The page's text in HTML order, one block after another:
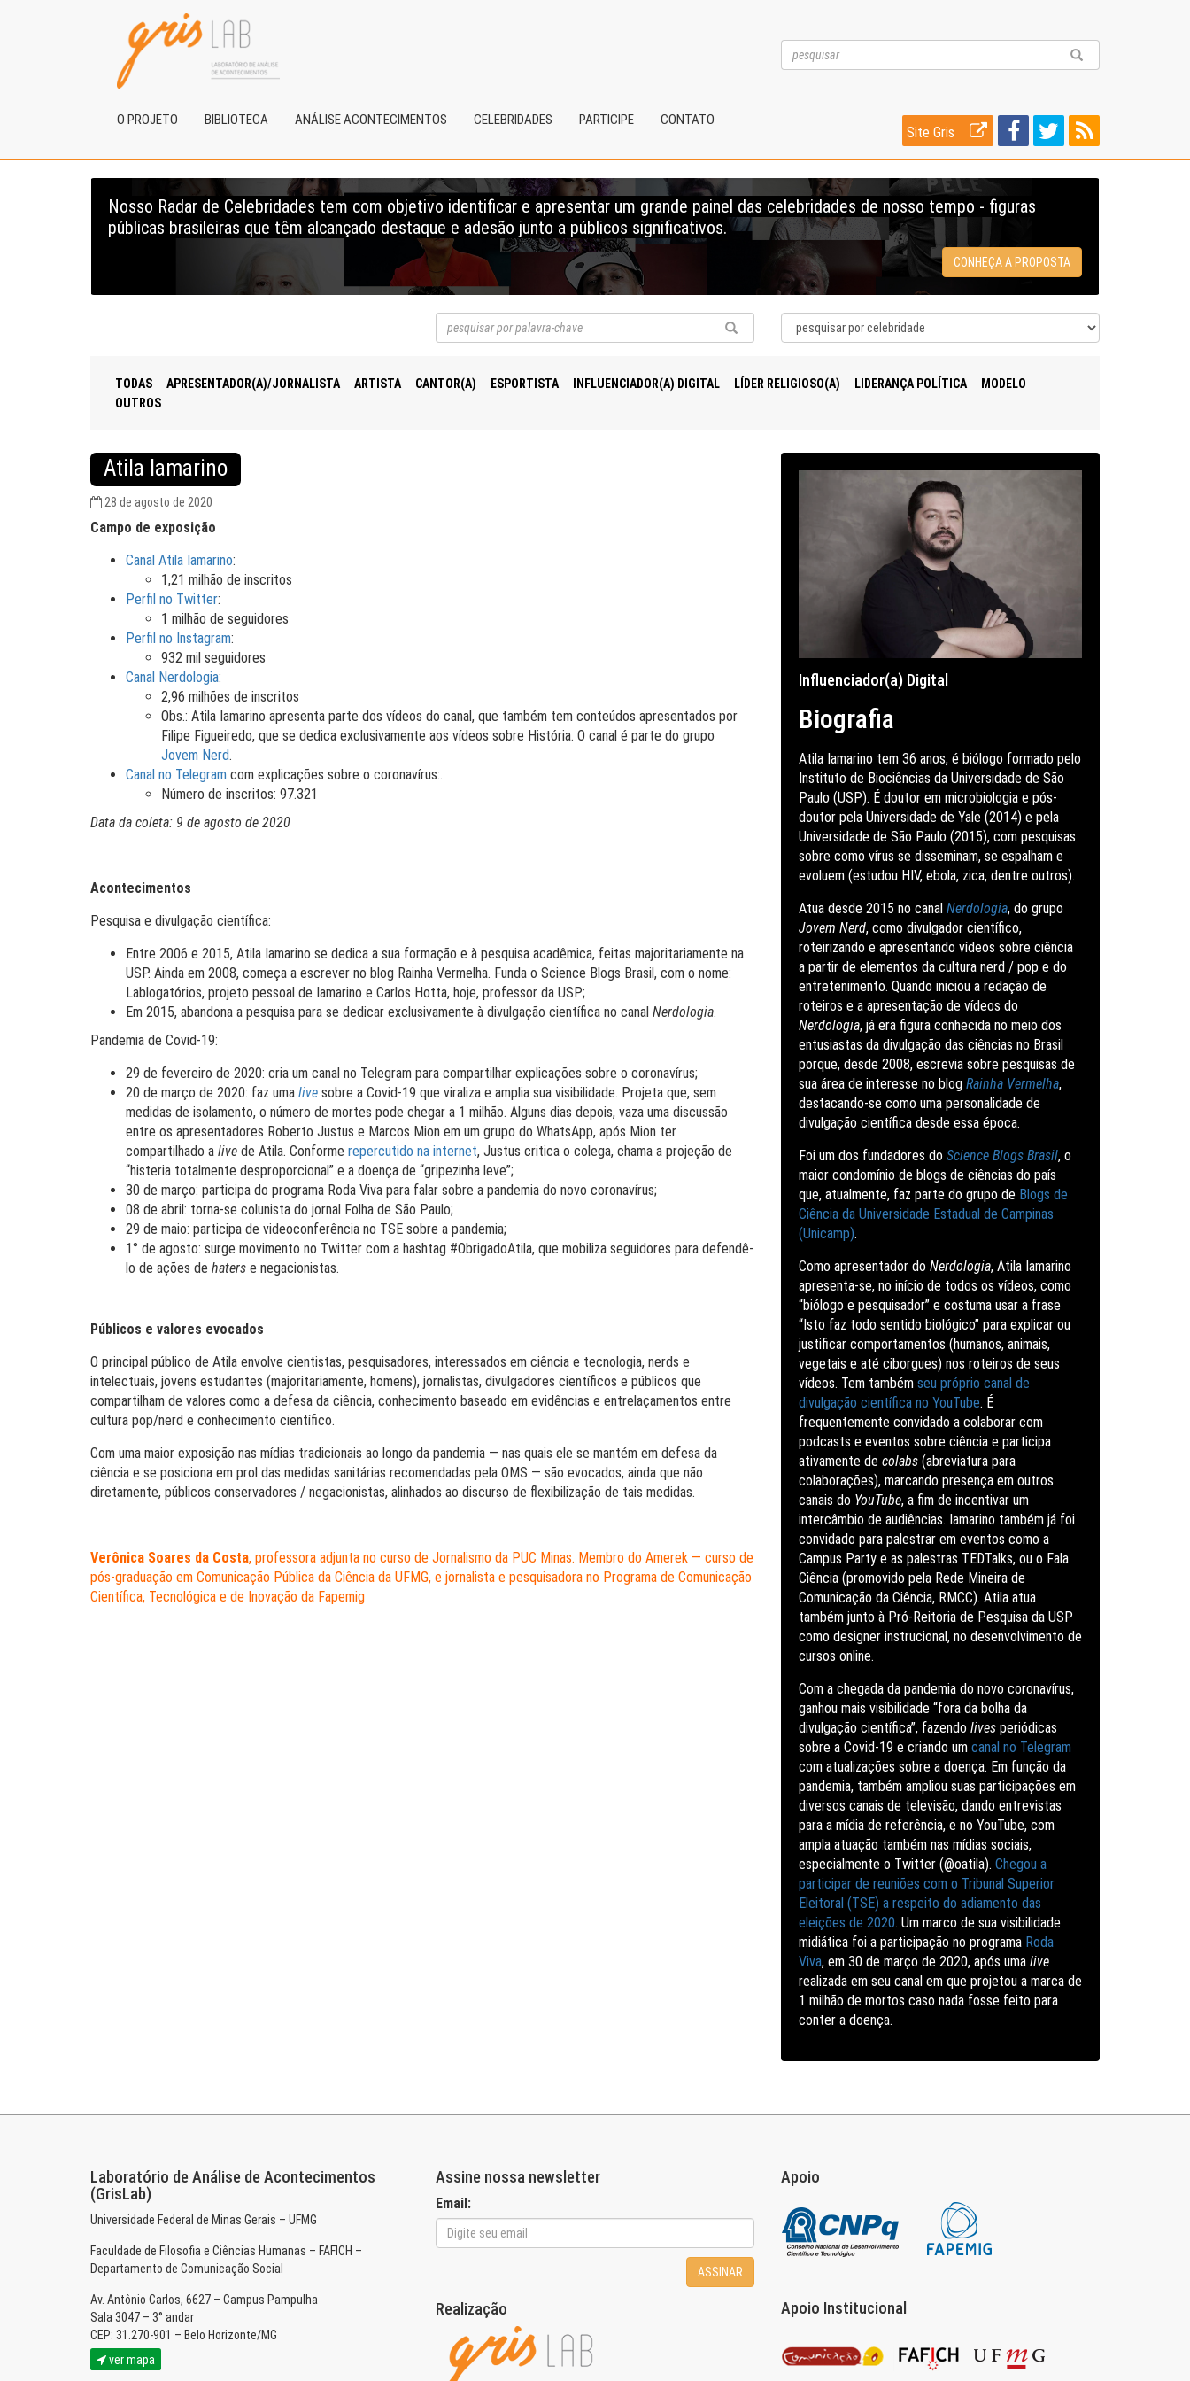
O PROJETO BIBLIOTECA ANÁLISE ACONTECIMENTOS CELEBRIDADES PARTICIPE CONTATO
Site Gris
Nosso Radar de Celebridades tem com objetivo identificar e apresentar um grande painel das celebridades de nosso tempo - figuras
públicas brasileiras que têm alcançado destaque e adesão junto a públicos significativos.
CONHEÇA A PROPOSTA
TODAS APRESENTADOR(A)/JORNALISTA ARTISTA CANTOR(A) ESPORTISTA INFLUENCIADOR(A) DIGITAL LÍDER RELIGIOSO(A) LIDERANÇA POLÍTICA
MODELO
OUTROS
Atila Iamarino
28 de agosto de 2020
Campo de exposição
Canal Atila Iamarino:
1,21 milhão de inscritos
Perfil no Twitter:
1 milhão de seguidores
Perfil no Instagram:
932 mil seguidores
Canal Nerdologia:
2,96 milhões de inscritos
Obs.: Atila Iamarino apresenta parte dos vídeos do canal, que também tem conteúdos apresentados por
Filipe Figueiredo, que se dedica exclusivamente aos vídeos sobre História. O canal é parte do grupo
Jovem Nerd.
Canal no Telegram com explicações sobre o coronavírus:.
Número de inscritos: 97.321
Data da coleta: 9 de agosto de 2020
Acontecimentos
Pesquisa e divulgação científica:
Entre 2006 e 2015, Atila Iamarino se dedica a sua formação e à pesquisa acadêmica, feitas majoritariamente na
USP. Ainda em 2008, começa a escrever no blog Rainha Vermelha. Funda o Science Blogs Brasil, com o nome:
Lablogatórios, projeto pessoal de Iamarino e Carlos Hotta, hoje, professor da USP;
Em 2015, abandona a pesquisa para se dedicar exclusivamente à divulgação científica no canal Nerdologia.
Pandemia de Covid-19:
29 de fevereiro de 2020: cria um canal no Telegram para compartilhar explicações sobre o coronavírus;
20 de março de 2020: faz uma live sobre a Covid-19 que viraliza e amplia sua visibilidade. Projeta que, sem
medidas de isolamento, o número de mortes pode chegar a 1 milhão. Alguns dias depois, vaza uma discussão
entre os apresentadores Roberto Justus e Marcos Mion em um grupo do WhatsApp, após Mion ter
compartilhado a live de Atila. Conforme repercutido na internet, Justus critica o colega, chama a projeção de
“histeria totalmente desproporcional” e a doença de “gripezinha leve”;
30 de março: participa do programa Roda Viva para falar sobre a pandemia do novo coronavírus;
08 de abril: torna-se colunista do jornal Folha de São Paulo;
29 de maio: participa de videoconferência no TSE sobre a pandemia;
1° de agosto: surge movimento no Twitter com a hashtag #ObrigadoAtila, que mobiliza seguidores para defendê-
lo de ações de haters e negacionistas.
Públicos e valores evocados
O principal público de Atila envolve cientistas, pesquisadores, interessados em ciência e tecnologia, nerds e
intelectuais, jovens estudantes (majoritariamente, homens), jornalistas, divulgadores científicos e públicos que
compartilham de valores como a defesa da ciência, conhecimento baseado em evidências e entrelaçamentos entre
cultura pop/nerd e conhecimento científico.
Com uma maior exposição nas mídias tradicionais ao longo da pandemia — nas quais ele se mantém em defesa da
ciência e se posiciona em prol das medidas sanitárias recomendadas pela OMS — são evocados, ainda que não
diretamente, públicos conservadores / negacionistas, alinhados ao discurso de flexibilização de tais medidas.
Verônica Soares da Costa, professora adjunta no curso de Jornalismo da PUC Minas. Membro do Amerek — curso de
pós-graduação em Comunicação Pública da Ciência da UFMG, e jornalista e pesquisadora no Programa de Comunicação
Científica, Tecnológica e de Inovação da Fapemig
Influenciador(a) Digital
Biografia
Atila Iamarino tem 36 anos, é biólogo formado pelo
Instituto de Biociências da Universidade de São
Paulo (USP). É doutor em microbiologia e pós-
doutor pela Universidade de Yale (2014) e pela
Universidade de São Paulo (2015), com pesquisas
sobre como vírus se disseminam, se espalham e
evoluem (estudou HIV, ebola, zica, dentre outros).
Atua desde 2015 no canal Nerdologia, do grupo
Jovem Nerd, como divulgador científico,
roteirizando e apresentando vídeos sobre ciência
a partir de elementos da cultura nerd / pop e do
entretenimento. Quando iniciou a redação de
roteiros e a apresentação de vídeos do
Nerdologia, já era figura conhecida no meio dos
entusiastas da divulgação das ciências no Brasil
porque, desde 2008, escrevia sobre pesquisas de
sua área de interesse no blog Rainha Vermelha,
destacando-se como uma personalidade de
divulgação científica desde essa época.
Foi um dos fundadores do Science Blogs Brasil, o
maior condomínio de blogs de ciências do país
que, atualmente, faz parte do grupo de Blogs de
Ciência da Universidade Estadual de Campinas
(Unicamp).
Como apresentador do Nerdologia, Atila Iamarino
apresenta-se, no início de todos os vídeos, como
“biólogo e pesquisador” e costuma usar a frase
“Isto faz todo sentido biológico” para explicar ou
justificar comportamentos (humanos, animais,
vegetais e até ciborgues) nos roteiros de seus
vídeos. Tem também seu próprio canal de
divulgação científica no YouTube. É
frequentemente convidado a colaborar com
podcasts e eventos sobre ciência e participa
ativamente de colabs (abreviatura para
colaborações), marcando presença em outros
canais do YouTube, a fim de incentivar um
intercâmbio de audiências. Iamarino também já foi
convidado para palestrar em eventos como a
Campus Party e as palestras TEDTalks, ou o Fala
Ciência (promovido pela Rede Mineira de
Comunicação da Ciência, RMCC). Atila atua
também junto à Pró-Reitoria de Pesquisa da USP
como designer instrucional, no desenvolvimento de
cursos online.
Com a chegada da pandemia do novo coronavírus,
ganhou mais visibilidade “fora da bolha da
divulgação científica”, fazendo lives periódicas
sobre a Covid-19 e criando um canal no Telegram
com atualizações sobre a doença. Em função da
pandemia, também ampliou suas participações em
diversos canais de televisão, dando entrevistas
para a mídia de referência, e no YouTube, com
ampla atuação também nas mídias sociais,
especialmente o Twitter (@oatila). Chegou a
participar de reuniões com o Tribunal Superior
Eleitoral (TSE) a respeito do adiamento das
eleições de 2020. Um marco de sua visibilidade
midiática foi a participação no programa Roda
Viva, em 30 de março de 2020, após uma live
realizada em seu canal em que projetou a marca de
1 milhão de mortos caso nada fosse feito para
conter a doença.
Laboratório de Análise de Acontecimentos
(GrisLab)
Universidade Federal de Minas Gerais – UFMG
Faculdade de Filosofia e Ciências Humanas – FAFICH –
Departamento de Comunicação Social
Av. Antônio Carlos, 6627 – Campus Pampulha
Sala 3047 – 3° andar
CEP: 31.270-901 – Belo Horizonte/MG
ver mapa
Assine nossa newsletter
Email:
ASSINAR
Realização
Apoio
Apoio Institucional